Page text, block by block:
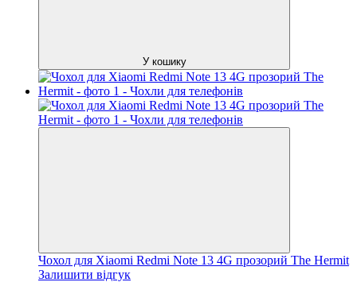
У кошику
Чохол для Xiaomi Redmi Note 13 4G прозорий The Hermit
Залишити відгук